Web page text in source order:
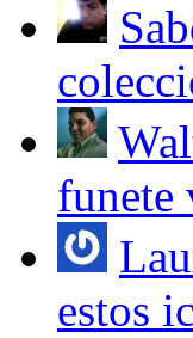
funete
estos